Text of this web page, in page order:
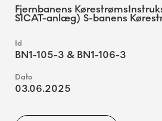
Fjernbanens
SICAT-anlæg) S-banens
BN1-105-3 & BN1-106-3
03.06.2025